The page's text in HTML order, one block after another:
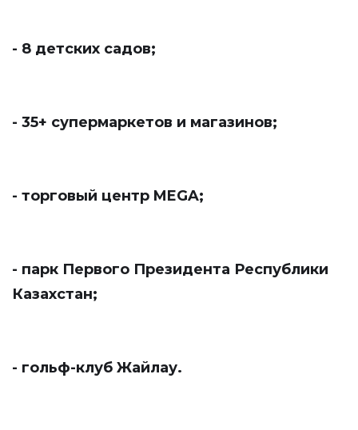
- 8 детских садов;
- 35+ супермаркетов и магазинов;
- торговый центр MEGA;
- парк Первого Президента Республики
Казахстан;
- гольф-клуб Жайлау.